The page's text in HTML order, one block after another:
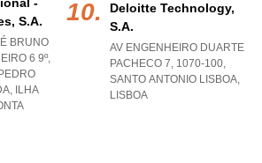
S.a.
BRUNO
6 9º,
, ILHA
Deloitte Technology,
S.a.
AV ENGENHEIRO DUARTE
PACHECO 7, 1070-100,
SANTO ANTONIO LISBOA,
LISBOA